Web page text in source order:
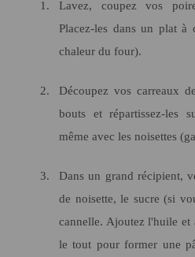
Lavez, coupez vos poires en petits morceaux.
Placez-les dans un plat à
chaleur du four).
Découpez vos carreaux de chocolat noir en petits
bouts et répartissez-les
même avec les noisettes
Dans un grand récipient, versez la farine, la poudre
de noisette, le sucre (si
cannelle. Ajoutez l'huile et
le tout pour former une